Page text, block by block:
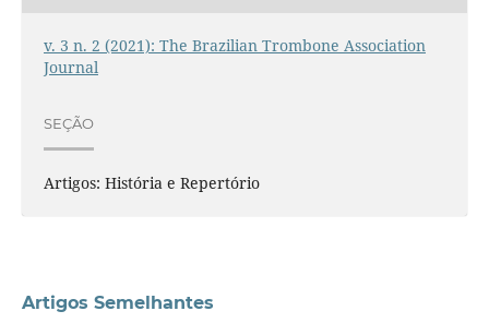
v. 3 n. 2 (2021): The Brazilian Trombone Association
Journal
SEÇÃO
Artigos: História e Repertório
Artigos Semelhantes